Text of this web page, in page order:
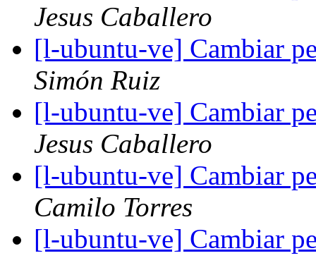
Jesus Caballero
[l-ubuntu-ve] Cambiar
Simón Ruiz
[l-ubuntu-ve] Cambiar
Jesus Caballero
[l-ubuntu-ve] Cambiar
Camilo Torres
[l-ubuntu-ve] Cambiar